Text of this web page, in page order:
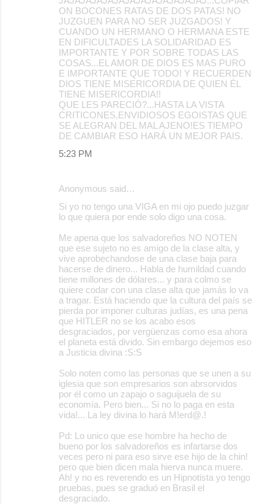
ON BOCONES RATAS DE DOS PATAS! NO
JUZGUEN PARA NO SER JUZGADOS! Y
CUANDO UN HERMANO O HERMANA ESTE
EN DIFICULTADES LA SOLIDARIDAD ES
IMPORTANTE Y POR SOBRE TODAS LAS
COSAS...EL AMOR DE DIOS ES MAS PURO
E IMPORTANTE QUE TODO! Y RECUERDEN
DIOS TIENE MISERICORDIA DE QUIEN ÉL
TIENE MISERICORDIA!!
QUE LES PARECIÓ?...HASTA LA VISTA
CRITICONES,ENVIDIOSOS EGOISTAS QUE
SE ALEGRAN DEL MAL AJENO!ES TIEMPO
DE CAMBIAR ESO HARÁ UN MEJOR PAIS.
5:23 PM
Anonymous said…
Si yo no tengo una VIGA en mi ojo puedo juzgar
lo que quiera por ende solo digo una cosa.
Me apena que los salvadoreños NO NOTEN
que ese sujeto no es amigo de la clase alta, y
vive aprobechandose de una clase baja para
hacerse de dinero... Habla de humildad cuando
tiene millones de dólares... y para colmo se
quiere codar con una clase alta que jamás lo va
a tragar. Está haciendo que la cultura del país se
pierda por imponer culturas judías, es una pena
que HITLER no se los acabo esos
desgraciados, por vergüenzas como esa ahora
el planeta está divido. Sin embargo dejemos eso
a Justicia divina :S:S
Solo noten como las personas que se unen a su
iglesia que son empresarios son abrsorvidos
por él como un zapajo o saguijuela de su
economía. Pero bien... Si no lo paga en esta
vida!... La ley divina lo hará M!erd@.!
Pd: Lo unico que ese hombre ha hecho de
bueno por los salvadoreños es infartarse dos
veces pero ni para eso sirve ese hijo de la chin!
pero que bien dicen mala hierva nunca muere.
Ah! y no es reverendo es un Hipnotista yo tengo
pruebas, pues se graduó en Brasil el
desgraciado.